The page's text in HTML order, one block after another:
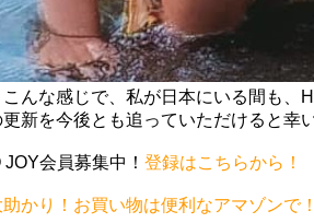
んな感じで、私が日本にいる間も、
新を今後とも追っていただけると幸
JOY会員募集中！登録はこちらから！
かり！お買い物は便利なアマゾンで！